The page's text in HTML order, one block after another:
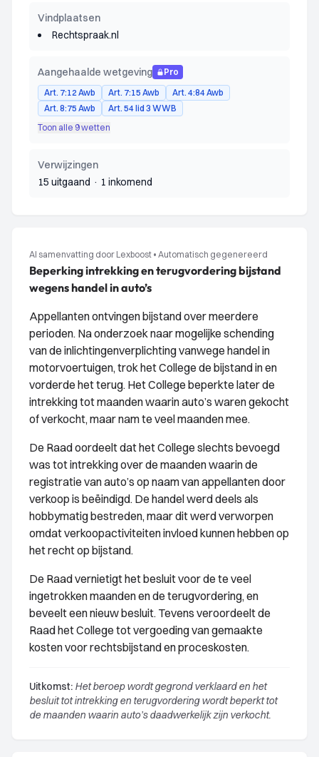
Vindplaatsen
Rechtspraak.nl
Aangehaalde wetgeving
Pro
Art. 7:12 Awb
Art. 7:15 Awb
Art. 4:84 Awb
Art. 8:75 Awb
Art. 54 lid 3 WWB
Toon alle 9 wetten
Verwijzingen
15 uitgaand · 1 inkomend
AI samenvatting door Lexboost • Automatisch gegenereerd
Beperking intrekking en terugvordering bijstand
wegens handel in auto’s
Appellanten ontvingen bijstand over meerdere
perioden. Na onderzoek naar mogelijke schending
van de inlichtingenverplichting vanwege handel in
motorvoertuigen, trok het College de bijstand in en
vorderde het terug. Het College beperkte later de
intrekking tot maanden waarin auto’s waren gekocht
of verkocht, maar nam te veel maanden mee.
De Raad oordeelt dat het College slechts bevoegd
was tot intrekking over de maanden waarin de
registratie van auto’s op naam van appellanten door
verkoop is beëindigd. De handel werd deels als
hobbymatig bestreden, maar dit werd verworpen
omdat verkoopactiviteiten invloed kunnen hebben op
het recht op bijstand.
De Raad vernietigt het besluit voor de te veel
ingetrokken maanden en de terugvordering, en
beveelt een nieuw besluit. Tevens veroordeelt de
Raad het College tot vergoeding van gemaakte
kosten voor rechtsbijstand en proceskosten.
Uitkomst: Het beroep wordt gegrond verklaard en het
besluit tot intrekking en terugvordering wordt beperkt tot
de maanden waarin auto’s daadwerkelijk zijn verkocht.